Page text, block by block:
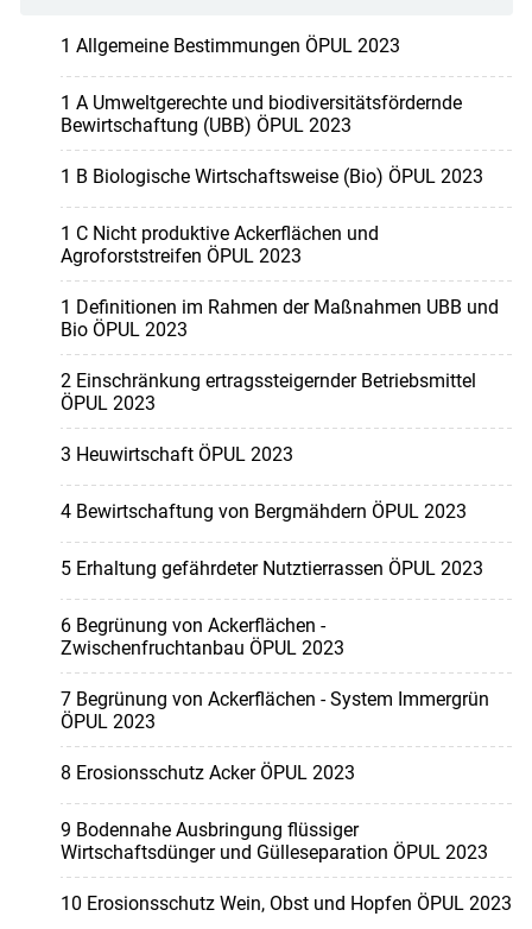
1 Allgemeine Bestimmungen ÖPUL 2023
1 A Umweltgerechte und biodiversitätsfördernde
Bewirtschaftung (UBB) ÖPUL 2023
1 B Biologische Wirtschaftsweise (Bio) ÖPUL 2023
1 C Nicht produktive Ackerflächen und
Agroforststreifen ÖPUL 2023
1 Definitionen im Rahmen der Maßnahmen UBB und
Bio ÖPUL 2023
2 Einschränkung ertragssteigernder Betriebsmittel
ÖPUL 2023
3 Heuwirtschaft ÖPUL 2023
4 Bewirtschaftung von Bergmähdern ÖPUL 2023
5 Erhaltung gefährdeter Nutztierrassen ÖPUL 2023
6 Begrünung von Ackerflächen -
Zwischenfruchtanbau ÖPUL 2023
7 Begrünung von Ackerflächen - System Immergrün
ÖPUL 2023
8 Erosionsschutz Acker ÖPUL 2023
9 Bodennahe Ausbringung flüssiger
Wirtschaftsdünger und Gülleseparation ÖPUL 2023
10 Erosionsschutz Wein, Obst und Hopfen ÖPUL 2023